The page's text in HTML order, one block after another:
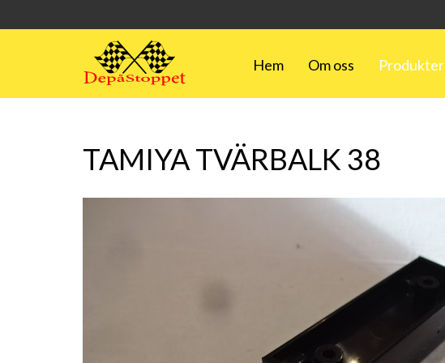
Hem Om oss Produkter
TAMIYA TVÄRBALK 38